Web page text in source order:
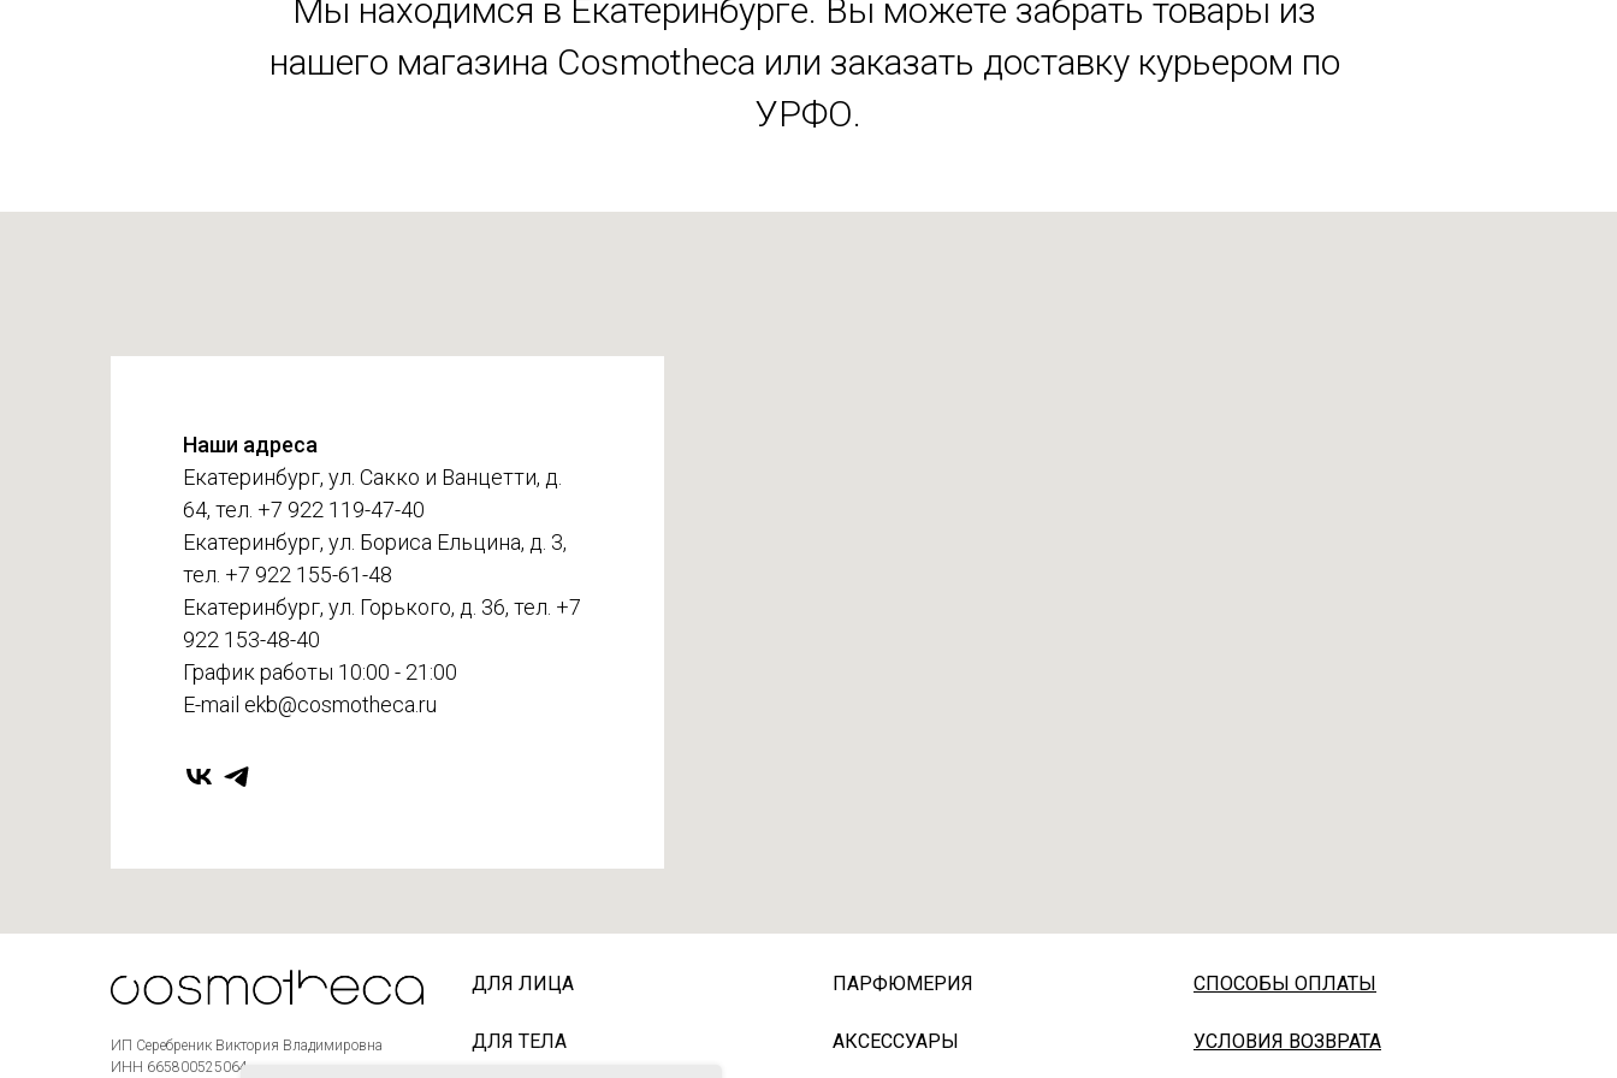
Мы находимся в Екатеринбурге. Вы можете забрать товары из
нашего магазина Cosmotheca или заказать доставку курьером по
УРФО.
Наши адреса
Екатеринбург, ул. Сакко и Ванцетти, д.
64, тел. +7 922 119-47-40
Екатеринбург, ул. Бориса Ельцина, д. 3,
тел. +7 922 155-61-48
Екатеринбург, ул. Горького, д. 36, тел. +7
922 153-48-40
График работы 10:00 - 21:00
E-mail ekb@cosmotheca.ru
ИП Серебреник Виктория Владимировна
ИНН 665800525064
ДЛЯ ЛИЦА
ДЛЯ ТЕЛА
ПАРФЮМЕРИЯ
АКСЕССУАРЫ
СПОСОБЫ ОПЛАТЫ
УСЛОВИЯ ВОЗВРАТА